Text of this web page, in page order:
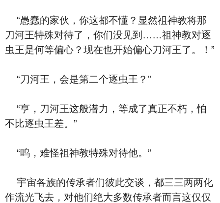
“愚蠢的家伙，你这都不懂？显然祖神教将那
刀河王特殊对待了，你们没见到……祖神教对逐
虫王是何等偏心？现在也开始偏心刀河王了。！”
“刀河王，会是第二个逐虫王？”
“亨，刀河王这般潜力，等成了真正不朽，怕
不比逐虫王差。”
“呜，难怪祖神教特殊对待他。”
宇宙各族的传承者们彼此交谈，都三三两两化
作流光飞去，对他们绝大多数传承者而言这仅仅